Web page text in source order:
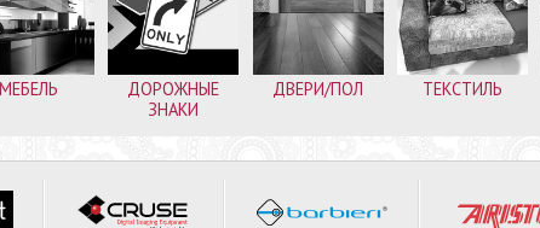
МЕБЕЛЬ
ДОРОЖНЫЕ
ЗНАКИ
ДВЕРИ/ПОЛ ТЕКСТИЛЬ